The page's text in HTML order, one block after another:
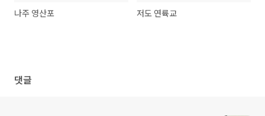
나주 영산포 저도 연륙교
댓글